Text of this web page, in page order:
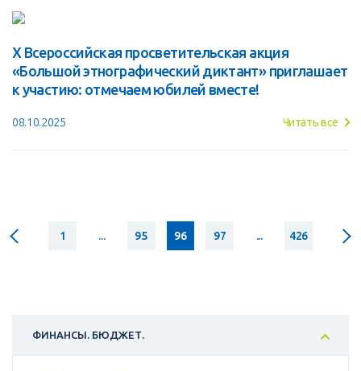
X Всероссийская просветительская акция
«Большой этнографический диктант» приглашает
к участию: отмечаем юбилей вместе!
08.10.2025 Читать все
1 ... 95 96 97 ... 426
ФИНАНСЫ. БЮДЖЕТ.